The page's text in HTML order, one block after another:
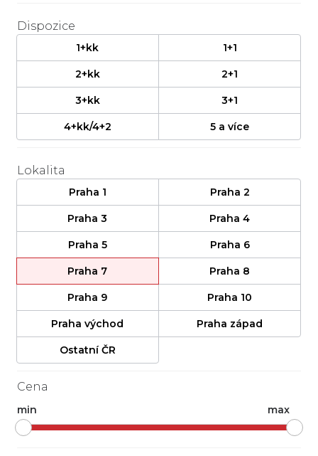
Dispozice
1+kk 1+1
2+kk 2+1
3+kk 3+1
4+kk/4+2 5 a více
Lokalita
Praha 1 Praha 2
Praha 3 Praha 4
Praha 5 Praha 6
Praha 7 Praha 8
Praha 9 Praha 10
Praha východ Praha západ
Ostatní ČR
Cena
min max